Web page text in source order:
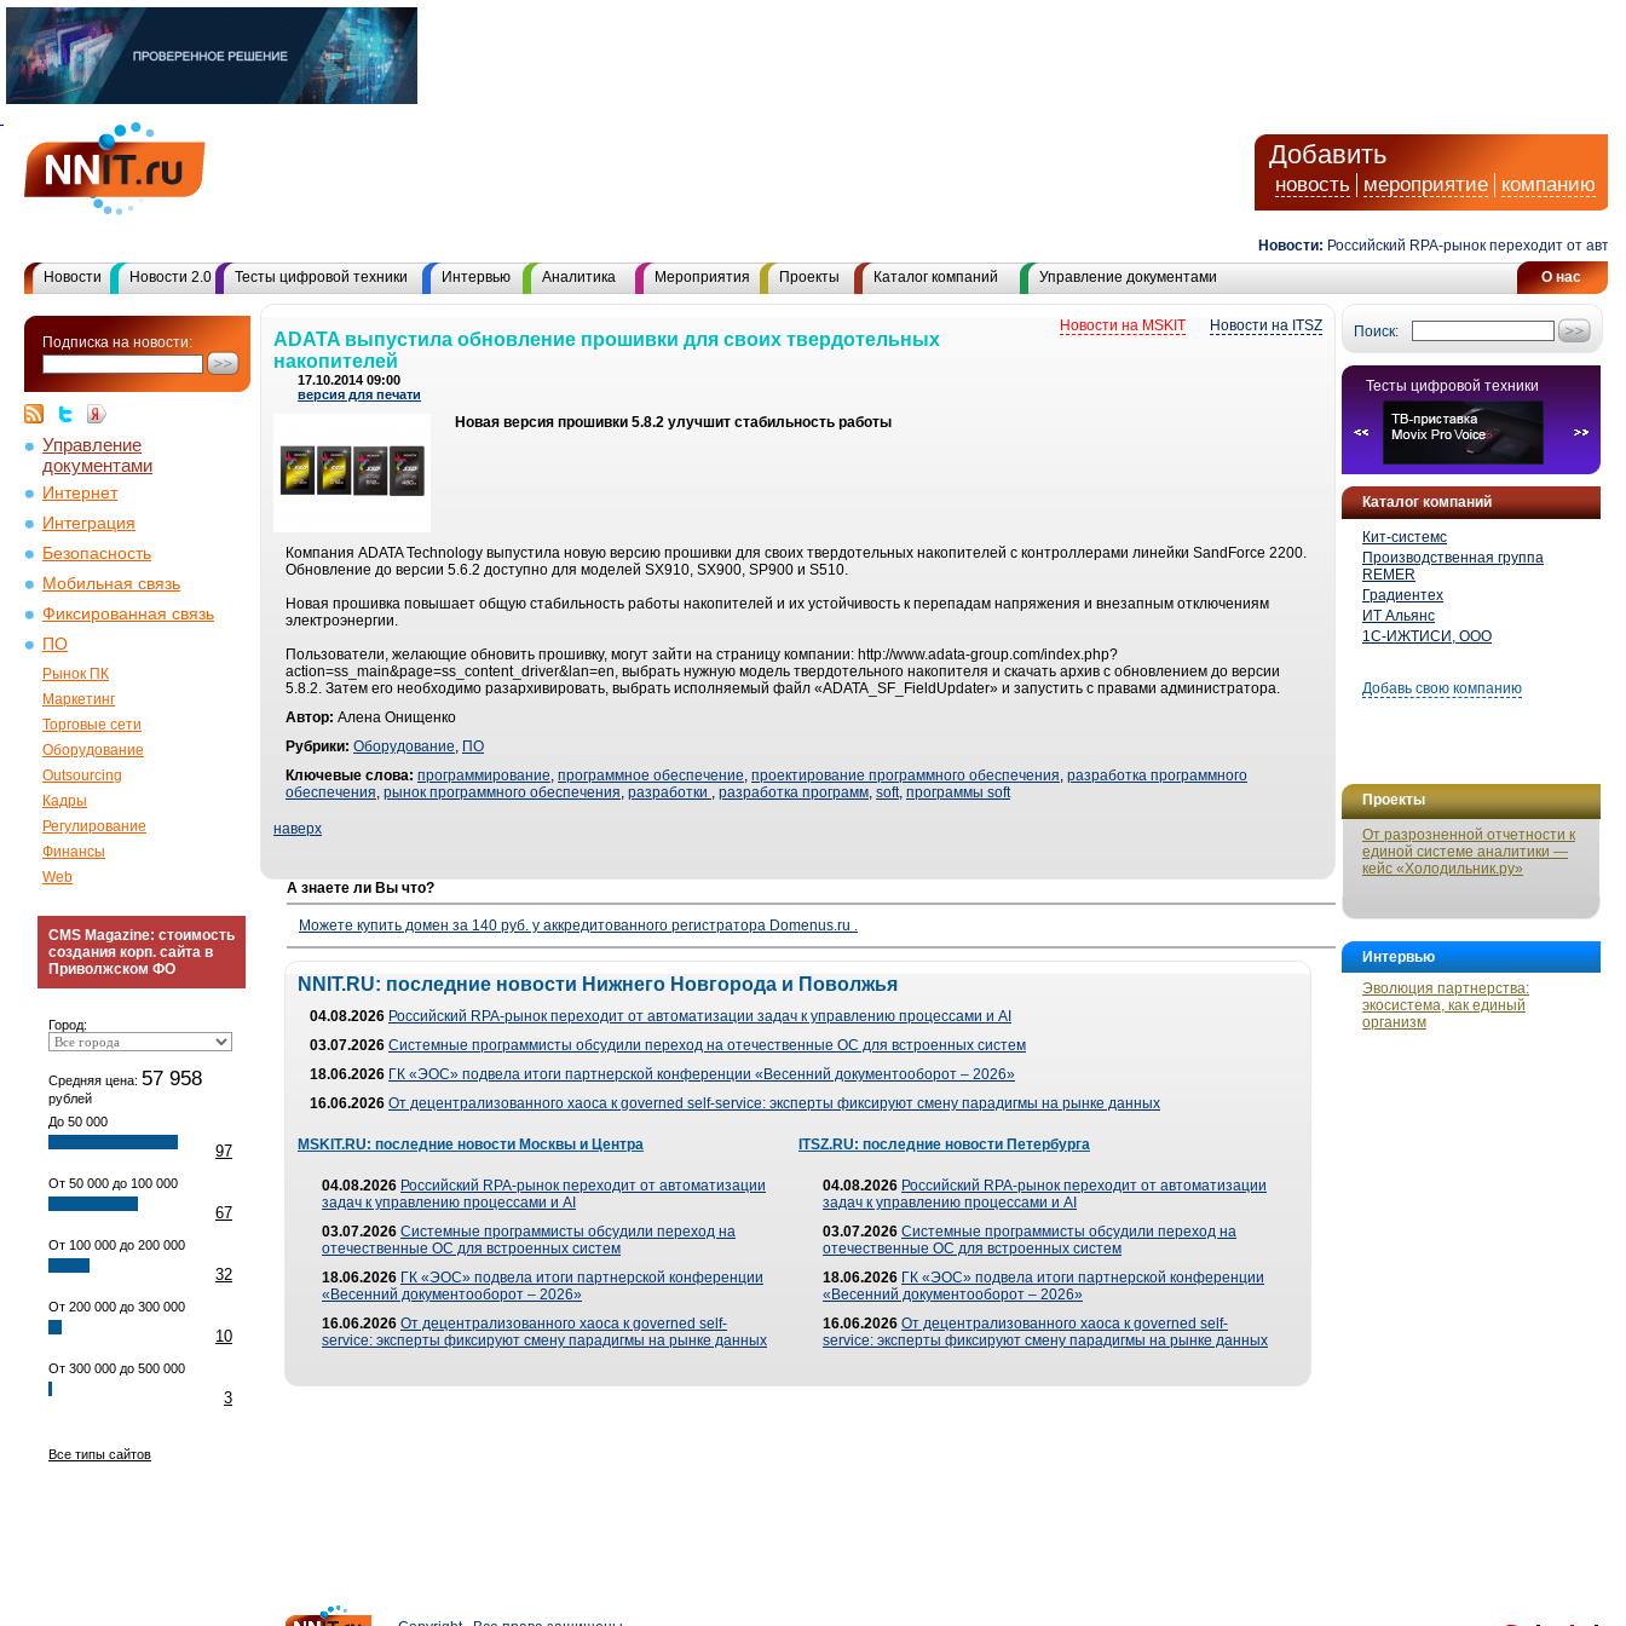
Добавить
новость мероприятие компанию
Новости: Российский RPA-рынок переходит от
О нас
Новости Новости 2.0 Тесты цифровой техники Интервью Аналитика Мероприятия Проекты Каталог компаний Управление документами
Подписка на новости:
Управление
документами
Интернет
Интеграция
Безопасность
Мобильная связь
Фиксированная связь
ПО
Рынок ПК
Маркетинг
Торговые сети
Оборудование
Outsourcing
Кадры
Регулирование
Финансы
Web
CMS Magazine: стоимость
создания корп. сайта в
Приволжском ФО
Город:
Средняя цена: 57 958
рублей
До 50 000
97
От 50 000 до 100 000
67
От 100 000 до 200 000
32
От 200 000 до 300 000
10
От 300 000 до 500 000
3
Все типы сайтов
Поиск:
Тесты цифровой техники
Каталог компаний
Кит-системс
Производственная группа
REMER
Градиентех
ИТ Альянс
1С-ИЖТИСИ, ООО
Добавь свою компанию
Проекты
От разрозненной отчетности к
единой системе аналитики —
кейс «Холодильник.ру»
Интервью
Эволюция партнерства:
экосистема, как единый
организм
Новости на ITSZ
Новости на MSKIT
ADATA выпустила обновление прошивки для своих твердотельных
накопителей
17.10.2014 09:00
версия для печати
Новая версия прошивки 5.8.2 улучшит стабильность работы
Компания ADATA Technology выпустила новую версию прошивки для своих твердотельных накопителей с контроллерами линейки SandForce 2200.
Обновление до версии 5.6.2 доступно для моделей SX910, SX900, SP900 и S510.
Новая прошивка повышает общую стабильность работы накопителей и их устойчивость к перепадам напряжения и внезапным отключениям
электроэнергии.
Пользователи, желающие обновить прошивку, могут зайти на страницу компании: http://www.adata-group.com/index.php?
action=ss_main&page=ss_content_driver&lan=en, выбрать нужную модель твердотельного накопителя и скачать архив с обновлением до версии
5.8.2. Затем его необходимо разархивировать, выбрать исполняемый файл «ADATA_SF_FieldUpdater» и запустить с правами администратора.
Автор: Алена Онищенко
Рубрики: Оборудование, ПО
Ключевые слова: программирование, программное обеспечение, проектирование программного обеспечения, разработка программного
обеспечения, рынок программного обеспечения, разработки , разработка программ, soft, программы soft
наверх
А знаете ли Вы что?
Можете купить домен за 140 руб. у аккредитованного регистратора Domenus.ru .
NNIT.RU: последние новости Нижнего Новгорода и Поволжья
04.08.2026 Российский RPA-рынок переходит от автоматизации задач к управлению процессами и AI
03.07.2026 Системные программисты обсудили переход на отечественные ОС для встроенных систем
18.06.2026 ГК «ЭОС» подвела итоги партнерской конференции «Весенний документооборот – 2026»
16.06.2026 От децентрализованного хаоса к governed self-service: эксперты фиксируют смену парадигмы на рынке данных
MSKIT.RU: последние новости Москвы и Центра
04.08.2026 Российский RPA-рынок переходит от автоматизации
задач к управлению процессами и AI
03.07.2026 Системные программисты обсудили переход на
отечественные ОС для встроенных систем
18.06.2026 ГК «ЭОС» подвела итоги партнерской конференции
«Весенний документооборот – 2026»
16.06.2026 От децентрализованного хаоса к governed self-
service: эксперты фиксируют смену парадигмы на рынке данных
ITSZ.RU: последние новости Петербурга
04.08.2026 Российский RPA-рынок переходит от автоматизации
задач к управлению процессами и AI
03.07.2026 Системные программисты обсудили переход на
отечественные ОС для встроенных систем
18.06.2026 ГК «ЭОС» подвела итоги партнерской конференции
«Весенний документооборот – 2026»
16.06.2026 От децентрализованного хаоса к governed self-
service: эксперты фиксируют смену парадигмы на рынке данных